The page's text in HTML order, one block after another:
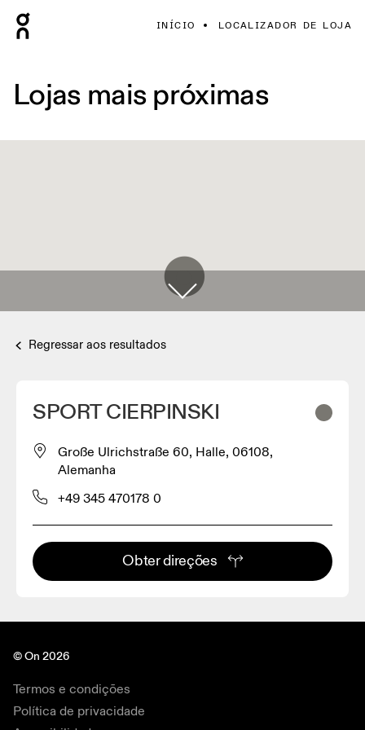
INÍCIO LOCALIZADOR DE LOJA
Lojas mais próximas
Regressar aos resultados
SPORT CIERPINSKI
Große Ulrichstraße 60, Halle, 06108,
Alemanha
+49 345 470178 0
Obter direções
© On 2026
Termos e condições
Política de privacidade